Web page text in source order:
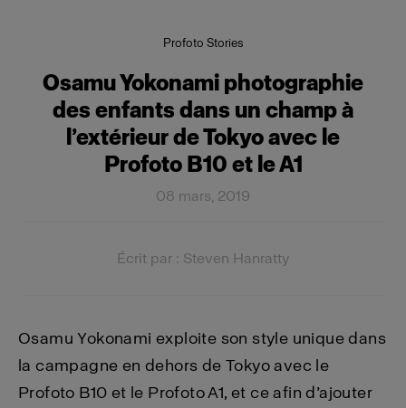
Profoto Stories
Osamu Yokonami photographie
des enfants dans un champ à
l’extérieur de Tokyo avec le
Profoto B10 et le A1
08 mars, 2019
Écrit par : Steven Hanratty
Osamu Yokonami exploite son style unique dans
la campagne en dehors de Tokyo avec le
Profoto B10 et le Profoto A1, et ce afin d’ajouter